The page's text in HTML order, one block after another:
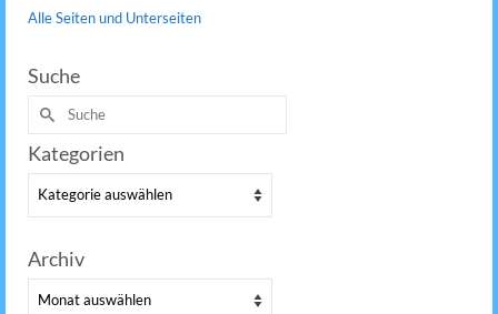
Alle Seiten und Unterseiten
Suche
Suche
nach:
Kategorien
Kategorien
Archiv
Archiv